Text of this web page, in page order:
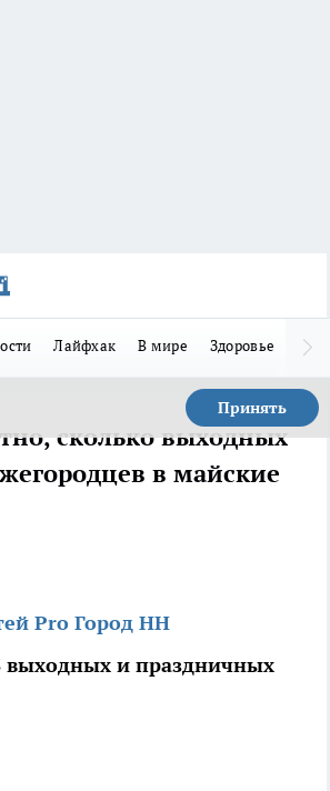
Лайфхак В мире Здоровье
Принять
сколько выходных
в майские
Pro Город НН
выходных и праздничных